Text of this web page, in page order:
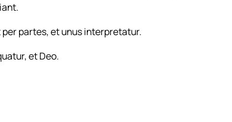
partes, et unus interpretatur.
et Deo.